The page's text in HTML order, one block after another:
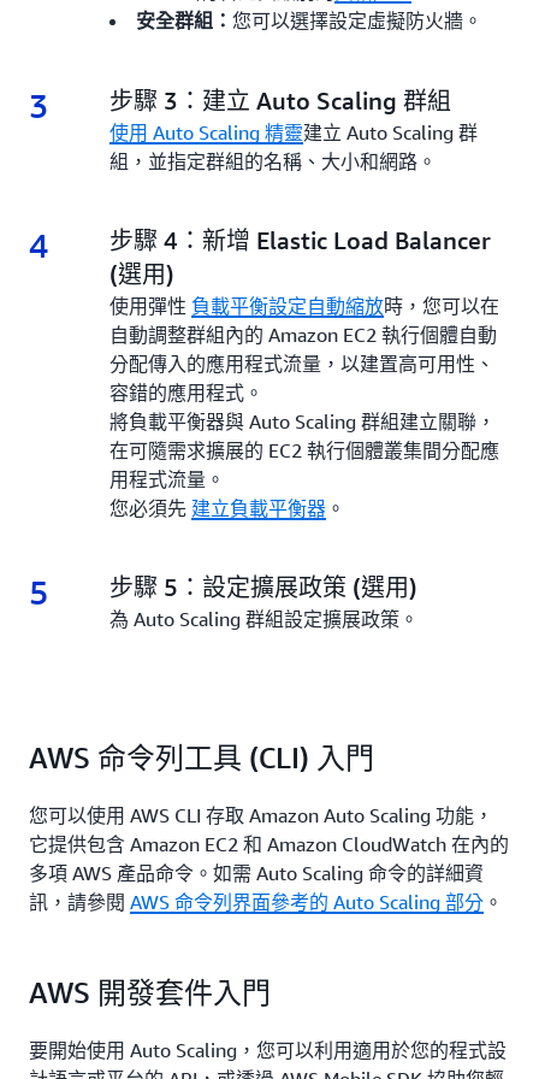
安全群組： 您可以選擇設定虛擬防火牆。
3 3.
步驟 3：建立 Auto Scaling 群組
使用 Auto Scaling 精靈建立 Auto Scaling 群
組，並指定群組的名稱、大小和網路。
4 4.
步驟 4：新增 Elastic Load Balancer
(選用)
使用彈性 負載平衡設定自動縮放時，您可以在
自動調整群組內的 Amazon EC2 執行個體自動
分配傳入的應用程式流量，以建置高可用性、
容錯的應用程式。
將負載平衡器與 Auto Scaling 群組建立關聯，
在可隨需求擴展的 EC2 執行個體叢集間分配應
用程式流量。
您必須先 建立負載平衡器。
5 5.
步驟 5：設定擴展政策 (選用)
為 Auto Scaling 群組設定擴展政策。
AWS 命令列工具 (CLI) 入門
您可以使用 AWS CLI 存取 Amazon Auto Scaling 功能，
它提供包含 Amazon EC2 和 Amazon CloudWatch 在內的
多項 AWS 產品命令。如需 Auto Scaling 命令的詳細資
訊，請參閱 AWS 命令列界面參考的 Auto Scaling 部分 。
AWS 開發套件入門
要開始使用 Auto Scaling，您可以利用適用於您的程式設